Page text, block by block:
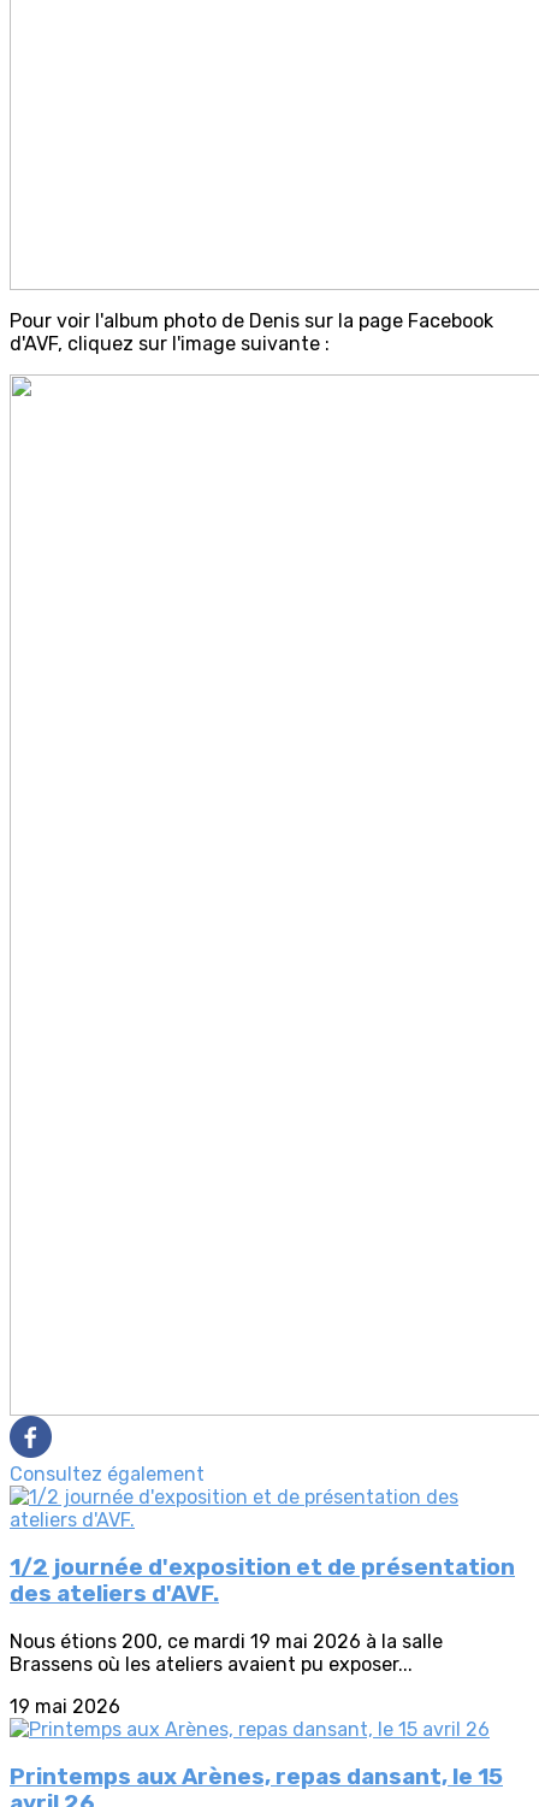
Pour voir l'album photo de Denis sur la page Facebook
d'AVF, cliquez sur l'image suivante :
Consultez également
1/2 journée d'exposition et de présentation
des ateliers d'AVF.
Nous étions 200, ce mardi 19 mai 2026 à la salle
Brassens où les ateliers avaient pu exposer...
19 mai 2026
Printemps aux Arènes, repas dansant, le 15